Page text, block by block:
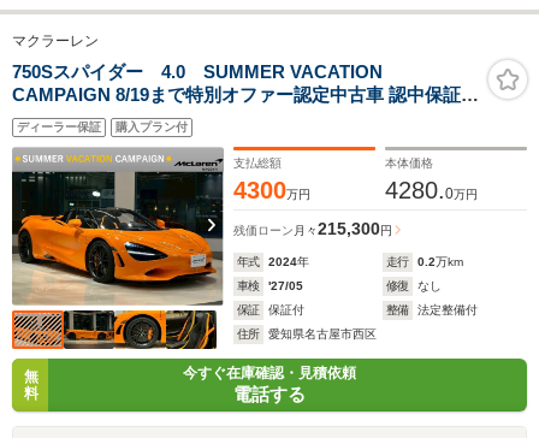
マクラーレン
750Sスパイダー 4.0 SUMMER VACATION
CAMPAIGN 8/19まで特別オファー認定中古車 認中保証2
年 左H パフォーマンス
ディーラー保証 購入プラン付
支払総額
4300万円
本体価格
4280.0万円
残価ローン 月々215,300円
年式 2024年 走行 0.2万km
車検
'27/05 修復
なし
保証
保証付 整備
法定整備付
住所
愛知県名古屋市西区
無
料
今すぐ在庫確認・見積依頼
電話する